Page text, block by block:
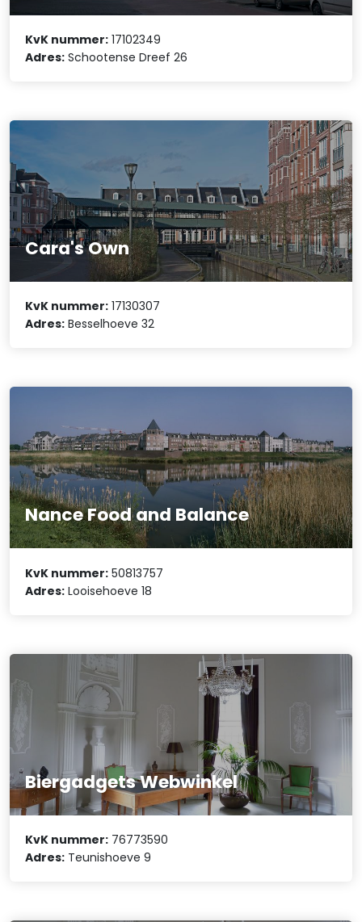
KvK nummer: 17102349
Adres: Schootense Dreef 26
Cara's Own
KvK nummer: 17130307
Adres: Besselhoeve 32
Nance Food and Balance
KvK nummer: 50813757
Adres: Looisehoeve 18
Biergadgets Webwinkel
KvK nummer: 76773590
Adres: Teunishoeve 9